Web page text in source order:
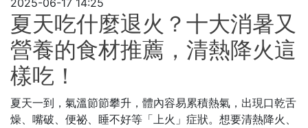
2025-06-17 14:25
夏天吃什麼退火？十大消暑又
營養的食材推薦，清熱降火這
樣吃！
夏天一到，氣溫節節攀升，體內容易累積熱氣，出現口乾舌
燥、嘴破、便祕、睡不好等「上火」症狀。想要清熱降火、